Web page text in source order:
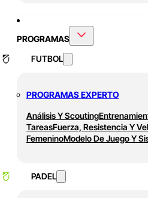
PROGRAMAS
FUTBOL
PROGRAMAS EXPERTO
Análisis Y Scouting
TareasFuerza, Resistencia Y
FemeninoModelo De Juego Y
PADEL